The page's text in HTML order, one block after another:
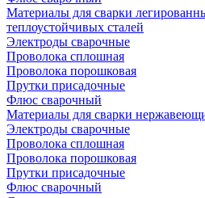
Материалы для сварки
теплоустойчивых сталей
Электроды сварочные
Проволока сплошная
Проволока порошковая
Прутки присадочные
Флюс сварочный
Материалы для сварки
Электроды сварочные
Проволока сплошная
Проволока порошковая
Прутки присадочные
Флюс сварочный